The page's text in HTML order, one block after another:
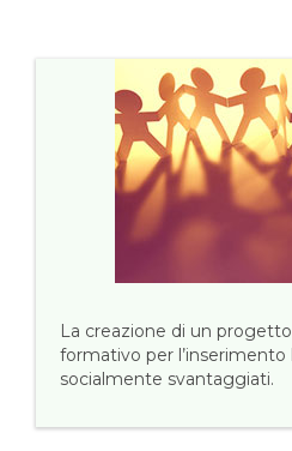
La creazione di un
formativo per
socialmente svantaggiati.